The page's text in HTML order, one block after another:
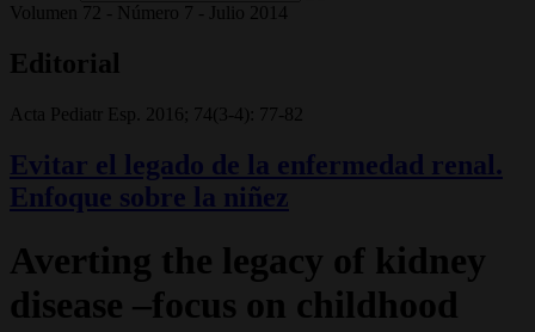
Volumen 72 - Número 7 - Julio 2014
Editorial
Acta Pediatr Esp. 2016; 74(3-4): 77-82
Evitar el legado de la enfermedad renal.
Enfoque sobre la niñez
Averting the legacy of kidney
disease –focus on childhood